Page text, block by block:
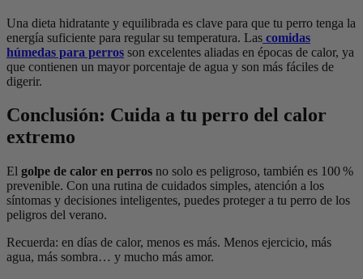
Una dieta hidratante y equilibrada es clave para que tu perro tenga la
energía suficiente para regular su temperatura. Las comidas
húmedas para perros son excelentes aliadas en épocas de calor, ya
que contienen un mayor porcentaje de agua y son más fáciles de
digerir.
Conclusión: Cuida a tu perro del calor
extremo
El golpe de calor en perros no solo es peligroso, también es 100 %
prevenible. Con una rutina de cuidados simples, atención a los
síntomas y decisiones inteligentes, puedes proteger a tu perro de los
peligros del verano.
Recuerda: en días de calor, menos es más. Menos ejercicio, más
agua, más sombra… y mucho más amor.